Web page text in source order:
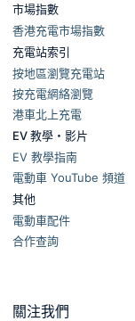
市場指數
香港充電市場指數
充電站索引
按地區瀏覽充電站
按充電網絡瀏覽
港車北上充電
EV 教學・影片
EV 教學指南
電動車 YouTube 頻道
其他
電動車配件
合作查詢
關注我們